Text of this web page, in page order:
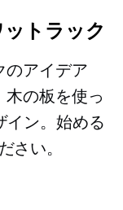
トラック
のアイデア
木の板を使っ
イン。始める
さい。